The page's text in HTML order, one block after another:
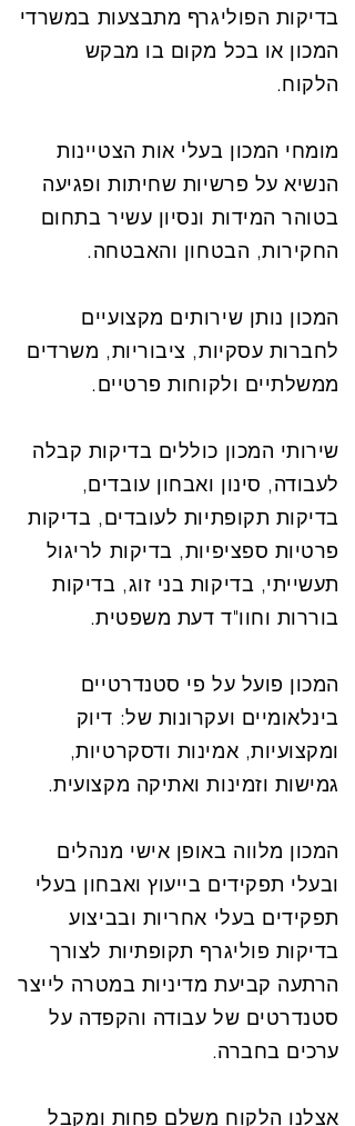
בדיקות הפוליגרף מתבצעות במשרדי
המכון או בכל מקום בו מבקש
הלקוח.
מומחי המכון בעלי אות הצטיינות
הנשיא על פרשיות שחיתות ופגיעה
בטוהר המידות ונסיון עשיר בתחום
החקירות, הבטחון והאבטחה.
המכון נותן שירותים מקצועיים
לחברות עסקיות, ציבוריות, משרדים
ממשלתיים ולקוחות פרטיים.
שירותי המכון כוללים בדיקות קבלה
לעבודה, סינון ואבחון עובדים,
בדיקות תקופתיות לעובדים, בדיקות
פרטיות ספציפיות, בדיקות לריגול
תעשייתי, בדיקות בני זוג, בדיקות
בוררות וחוו"ד דעת משפטית.
המכון פועל על פי סטנדרטיים
בינלאומיים ועקרונות של: דיוק
ומקצועיות, אמינות ודסקרטיות,
גמישות וזמינות ואתיקה מקצועית.
המכון מלווה באופן אישי מנהלים
ובעלי תפקידים בייעוץ ואבחון בעלי
תפקידים בעלי אחריות ובביצוע
בדיקות פוליגרף תקופתיות לצורך
הרתעה קביעת מדיניות במטרה לייצר
סטנדרטים של עבודה והקפדה על
ערכים בחברה.
אצלנו הלקוח משלם פחות ומקבל